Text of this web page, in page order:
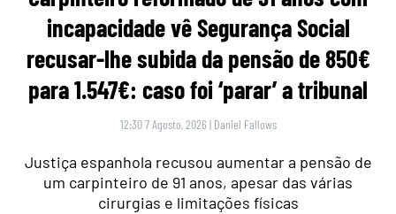
incapacidade vê Segurança Social
recusar-lhe subida da pensão de 850€
para 1.547€: caso foi ‘parar’ a tribunal
12:30 7 Agosto, 2026 | Daniel Fallows
Justiça espanhola recusou aumentar a pensão de
um carpinteiro de 91 anos, apesar das várias
cirurgias e limitações físicas